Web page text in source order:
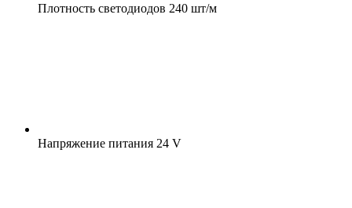
Плотность светодиодов 240 шт/м
Напряжение питания 24 V